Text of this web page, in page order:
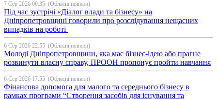
7 Сер 2026 00:35 (Обласні новини)
Під час зустрічі «Діалог влади та бізнесу» на
Дніпропетровщині говорили про розслідування нещасних
випадків на роботі
6 Сер 2026 22:55 (Обласні новини)
Молоді Дніпропетровщини, яка має бізнес-ідею або прагне
розвинути власну справу, ПРООН пропонує пройти навчання
6 Сер 2026 17:55 (Обласні новини)
Фінансова допомога для малого та середнього бізнесу в
рамках програми “Створення засобів для існування та